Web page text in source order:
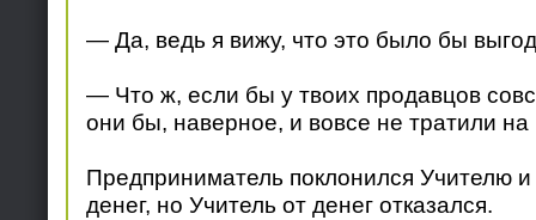
— Да, ведь я вижу, что это было бы
— Что ж, если бы у твоих продавцов
они бы, наверное, и вовсе не тратили
Предприниматель поклонился Учителю и
денег, но Учитель от денег отказался.